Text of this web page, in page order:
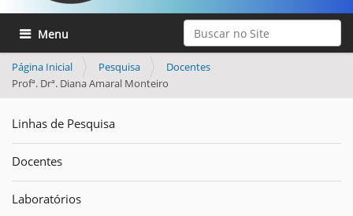
Busca Avançada…
Toggle navigation
Página Inicial Pesquisa
Docentes
Profª. Drª. Diana Amaral Monteiro
Linhas de Pesquisa
Docentes
Laboratórios